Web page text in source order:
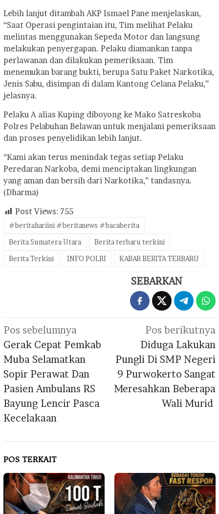
Lebih lanjut ditambah AKP Ismael Pane menjelaskan,
“Saat Operasi pengintaian itu, Tim melihat Pelaku
melintas menggunakan Sepeda Motor dan langsung
melakukan penyergapan. Pelaku diamankan tanpa
perlawanan dan dilakukan pemeriksaan. Tim
menemukan barang bukti, berupa Satu Paket Narkotika,
Jenis Sabu, disimpan di dalam Kantong Celana Pelaku,”
jelasnya.
Pelaku A alias Kuping diboyong ke Mako Satreskoba
Polres Pelabuhan Belawan untuk menjalani pemeriksaan
dan proses penyelidikan lebih lanjut.
“Kami akan terus menindak tegas setiap Pelaku
Peredaran Narkoba, demi menciptakan lingkungan
yang aman dan bersih dari Narkotika,” tandasnya.
(Dharma)
Post Views: 755
#beritahariini #beritanews #bacaberita
Berita Sumatera Utara
Berita terbaru terkini
Berita Terkini
INFO POLRI KABAR BERITA TERBARU
SEBARKAN
Navigasi
pos
Pos sebelumnya
Gerak Cepat Pemkab
Muba Selamatkan
Sopir Perawat Dan
Pasien Ambulans RS
Bayung Lencir Pasca
Kecelakaan
Pos berikutnya
Diduga Lakukan
Pungli Di SMP Negeri
9 Purwokerto Sangat
Meresahkan Beberapa
Wali Murid
POS TERKAIT